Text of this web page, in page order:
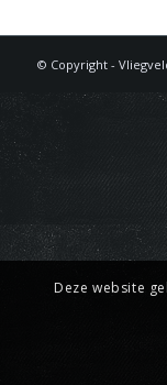
© Copyright -
Deze website